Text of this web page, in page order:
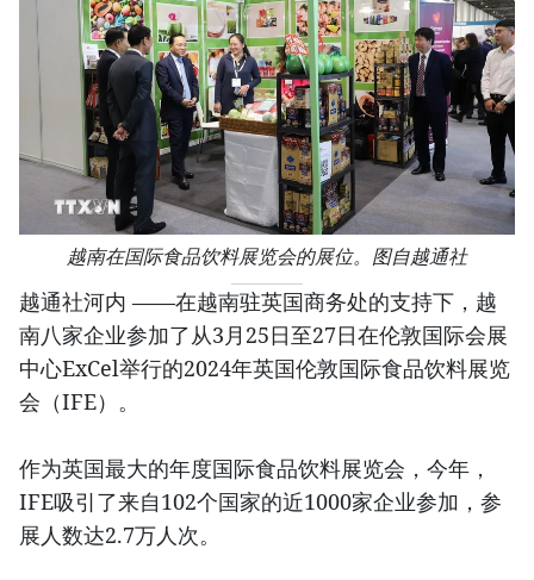
越南在国际食品饮料展览会的展位。图自越通社
越通社河内 ——在越南驻英国商务处的支持下，越
南八家企业参加了从3月25日至27日在伦敦国际会展
中心ExCel举行的2024年英国伦敦国际食品饮料展览
会（IFE）。
作为英国最大的年度国际食品饮料展览会，今年，
IFE吸引了来自102个国家的近1000家企业参加，参
展人数达2.7万人次。